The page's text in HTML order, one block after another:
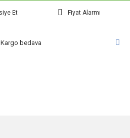
Et Fiyat Alarmı
Kargo bedava